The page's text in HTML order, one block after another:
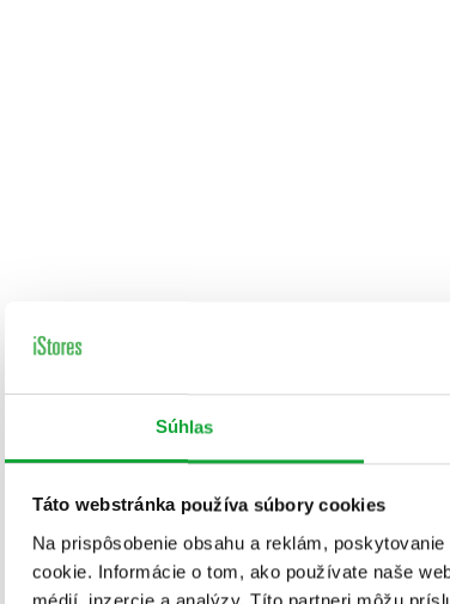
Súhlas
Táto webstránka používa súbory cookies
Na prispôsobenie obsahu a reklám,
cookie. Informácie o tom, ako používate naše